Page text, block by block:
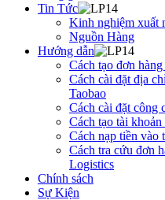
Tin Tức
Kinh nghiệm xuất
Nguồn Hàng
Hướng dẫn
Cách tạo đơn
Cách cài đặt địa
Taobao
Cách cài đặt công
Cách tạo tài
Cách nạp tiền vào
Cách tra cứu đơn
Logistics
Chính sách
Sự Kiện